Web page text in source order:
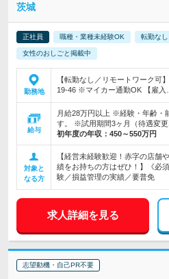
茨城
正社員 職種・業種未経験OK 転勤なし
女性のおしごと掲載中
勤務地
【転勤なし／リモートワーク可
19-46 ※マイカー通勤OK 【雇入…
給与
月給28万円以上 ※経験・年齢・
す。 ※試用期間3ヶ月（待遇変更
初年度の年収： 450～550万円
対象と
なる方
【経営未経験歓迎！赤字の店舗
績をお持ちの方はぜひ！】《必
験／損益管理の実績／要普免
求人詳細を見る
志望動機・自己PR不要